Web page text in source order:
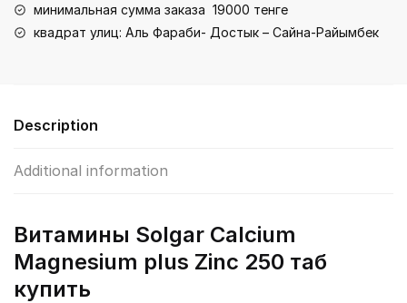
Zinc
250
минимальная сумма заказа 19000 тенге
квадрат улиц: Аль Фараби- Достык – Сайна-Райымбек
Description
Additional information
Витамины Solgar Calcium
Magnesium plus Zinc 250 таб
купить